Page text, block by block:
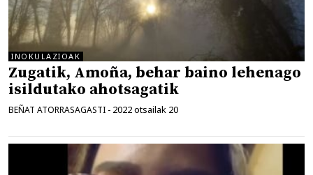
INOKULAZIOAK
Zugatik, Amoña, behar baino lehenago
isildutako ahotsagatik
BEÑAT ATORRASAGASTI - 2022 otsailak 20